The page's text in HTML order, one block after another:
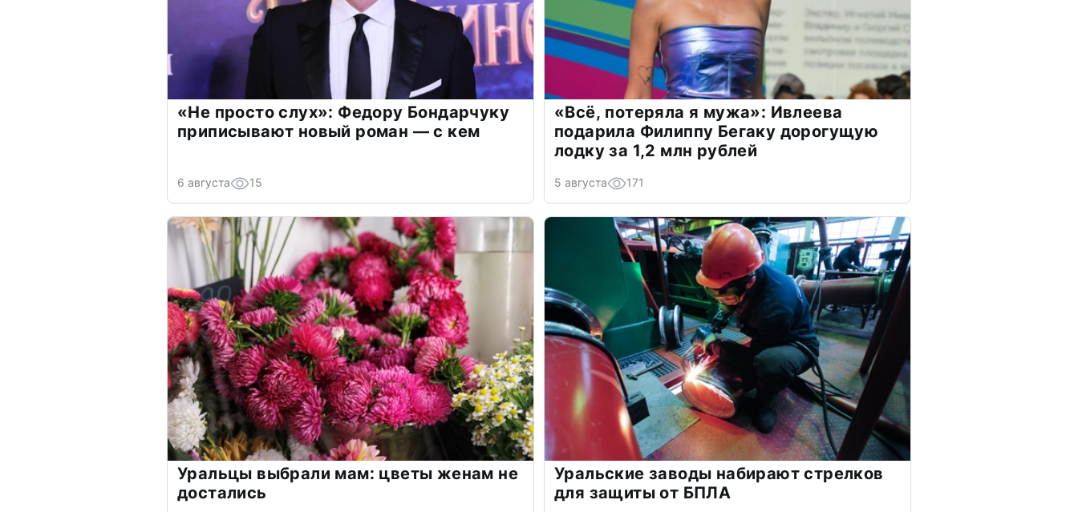
«Не просто слух»: Федору Бондарчуку
приписывают новый роман — с кем
6 августа 15
«Всё, потеряла я мужа»: Ивлеева
подарила Филиппу Бегаку дорогущую
лодку за 1,2 млн рублей
5 августа 171
Уральцы выбрали мам: цветы женам не
достались
Уральские заводы набирают стрелков
для защиты от БПЛА